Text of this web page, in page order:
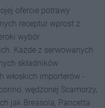
ofercie potrawy
receptur wprost z
wybór
Każde z serwowanych
składników
włoskich importerów -
wędzonej Scamorzy,
jak Breasola, Pancetta